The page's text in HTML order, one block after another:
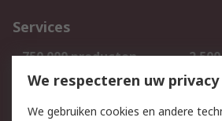
Services
750.000 producten
Bestellen
We respecteren uw privacy
We gebruiken cookies en andere